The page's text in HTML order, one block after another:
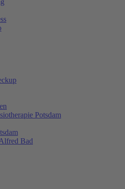
Potsdam
Bad